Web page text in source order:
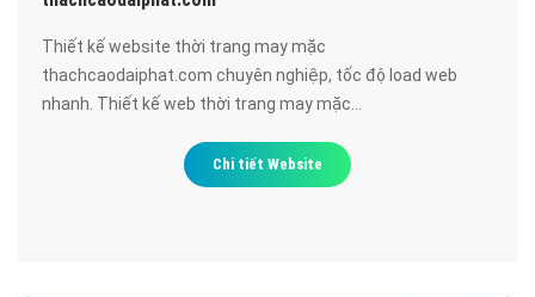
Thiết kế website thời trang may mặc
thachcaodaiphat.com chuyên nghiệp, tốc độ load web
nhanh. Thiết kế web thời trang may mặc
Chi tiết Website